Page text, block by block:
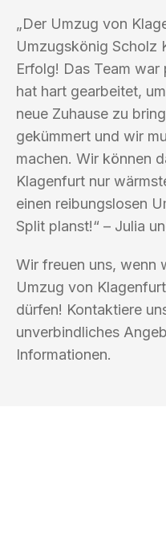
„Der Umzug von
Umzugskönig Scholz
Erfolg! Das Team
hat hart gearbeitet,
neue Zuhause zu
gekümmert und wir
machen. Wir können
Klagenfurt nur
einen reibungslosen
Split planst!“ – Julia
Wir freuen uns, wenn
Umzug von
dürfen! Kontaktiere
unverbindliches
Informationen.